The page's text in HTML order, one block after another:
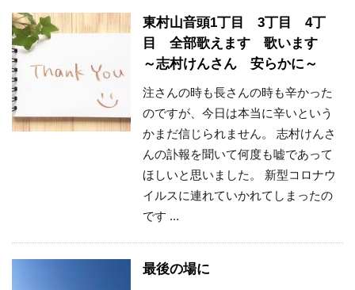
東村山音頭1丁目 3丁目 4丁
目 全部歌えます 歌います
～志村けんさん 安らかに～
注さんの時も長さんの時も辛かった
のですが、今日は本当に辛いという
かまだ信じられません。 志村けんさ
んの訃報を聞いて何度も嘘であって
ほしいと思いました。 新型コロナウ
イルスに連れていかれてしまったの
です ...
最後の場に